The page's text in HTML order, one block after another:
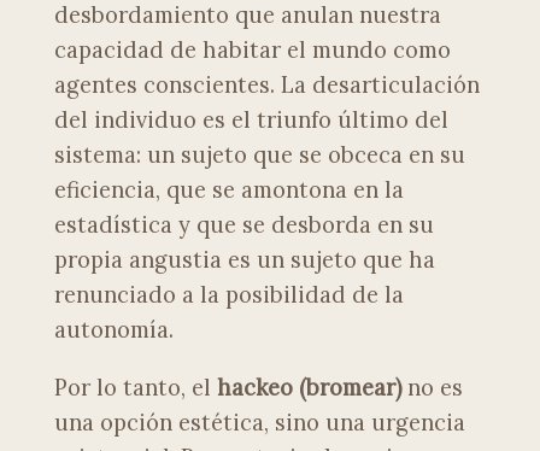
desbordamiento que anulan nuestra
capacidad de habitar el mundo como
agentes conscientes. La desarticulación
del individuo es el triunfo último del
sistema: un sujeto que se obceca en su
eficiencia, que se amontona en la
estadística y que se desborda en su
propia angustia es un sujeto que ha
renunciado a la posibilidad de la
autonomía.
Por lo tanto, el hackeo (bromear)no es
una opción estética, sino una urgencia